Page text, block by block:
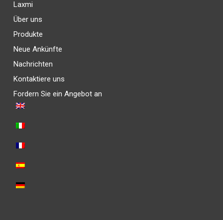
Laxmi
Über uns
Produkte
Neue Ankünfte
Nachrichten
Kontaktiere uns
Fordern Sie ein Angebot an